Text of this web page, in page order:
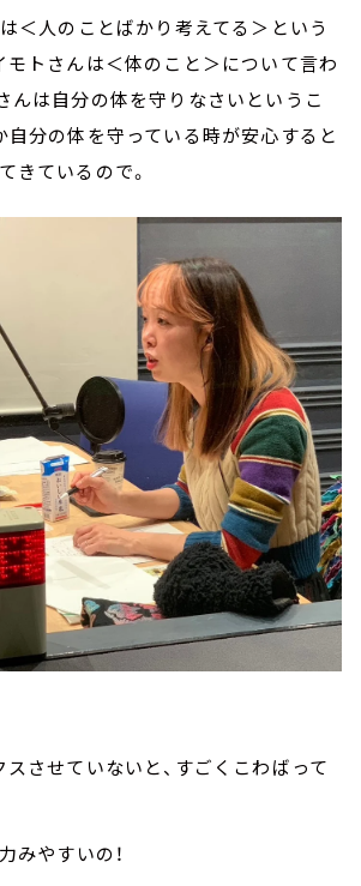
＜人のことばかり考えてる＞という
モトさんは＜体のこと＞について言わ
んは自分の体を守りなさいというこ
自分の体を守っている時が安心すると
きているので。
させていないと、すごくこわばって
みやすいの！